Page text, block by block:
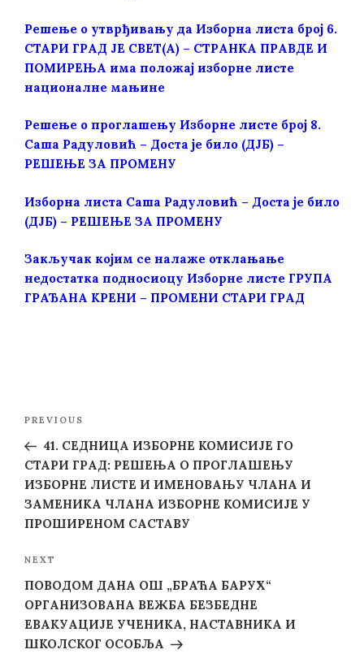
Решење о утврђивању да Изборна листа број 6.
СТАРИ ГРАД ЈЕ СВЕТ(А) – СТРАНКА ПРАВДЕ И
ПОМИРЕЊА има положај изборне листе
националне мањине
Решењe о проглашењу Изборне листе број 8.
Саша Радуловић – Доста је било (ДЈБ) –
РЕШЕЊЕ ЗА ПРОМЕНУ
Изборна листа Саша Радуловић – Доста је било
(ДЈБ) – РЕШЕЊЕ ЗА ПРОМЕНУ
Закључак којим се налаже отклањање
недостатка подносиоцу Изборне листе ГРУПА
ГРАЂАНА КРЕНИ – ПРОМЕНИ СТАРИ ГРАД
Post
Previous
Post
PREVIOUS
41. СЕДНИЦА ИЗБОРНЕ КОМИСИЈЕ ГО
СТАРИ ГРАД: РЕШЕЊА О ПРОГЛАШЕЊУ
ИЗБОРНЕ ЛИСТЕ И ИМЕНОВАЊУ ЧЛАНА И
ЗАМЕНИКА ЧЛАНА ИЗБОРНЕ КОМИСИЈЕ У
ПРОШИРЕНОМ САСТАВУ
Next
Post
NEXT
ПОВОДОМ ДАНА ОШ „БРАЋА БАРУХ“
ОРГАНИЗОВАНА ВЕЖБА БЕЗБЕДНЕ
ЕВАКУАЦИЈЕ УЧЕНИКА, НАСТАВНИКА И
ШКОЛСКОГ ОСОБЉА